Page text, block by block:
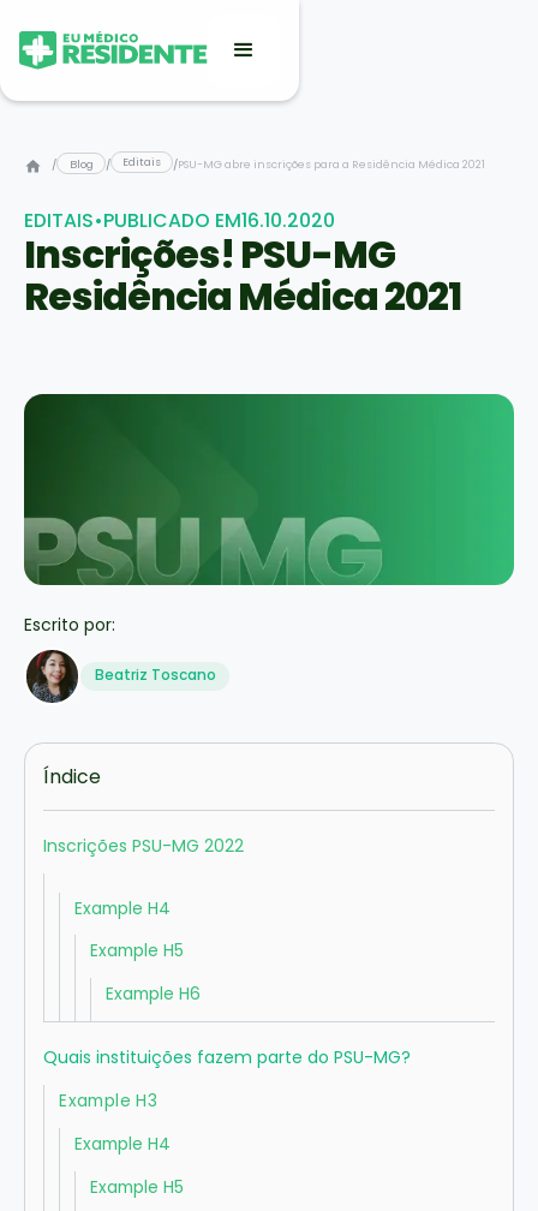
/ Blog / Editais /PSU-MG abre inscrições para a Residência Médica 2021
EDITAIS•PUBLICADO EM16.10.2020
Inscrições! PSU-MG
Residência Médica 2021
Escrito por:
Beatriz Toscano
Índice
Inscrições PSU-MG 2022
Example H4
Example H5
Example H6
Quais instituições fazem parte do PSU-MG?
Example H3
Example H4
Example H5